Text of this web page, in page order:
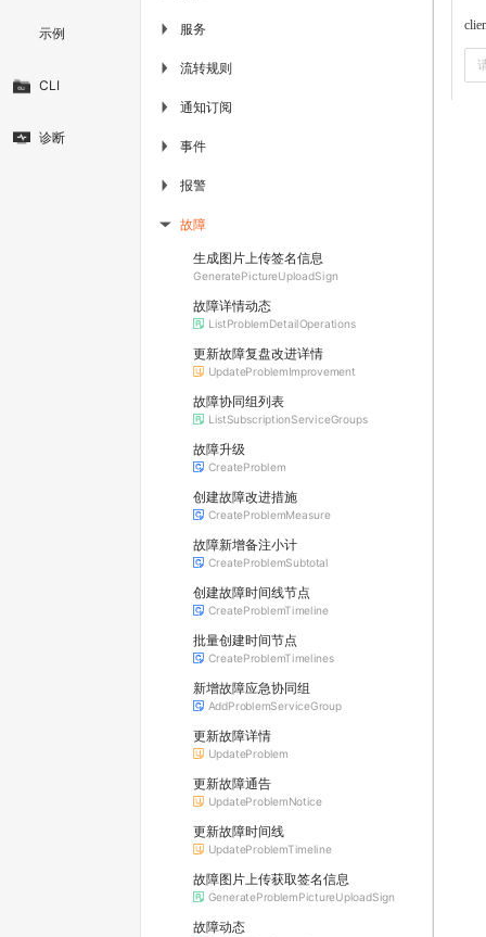
示例
CLI
诊断
▶ 服务
▶ 流转规则
▶ 通知订阅
▶ 事件
▶ 报警
▶ 故障
生成图片上传签名信息
GeneratePictureUploadSign
故障详情动态
ListProblemDetailOperations
更新故障复盘改进详情
UpdateProblemImprovement
故障协同组列表
ListSubscriptionServiceGroups
故障升级
CreateProblem
创建故障改进措施
CreateProblemMeasure
故障新增备注小计
CreateProblemSubtotal
创建故障时间线节点
CreateProblemTimeline
批量创建时间节点
CreateProblemTimelines
新增故障应急协同组
AddProblemServiceGroup
更新故障详情
UpdateProblem
更新故障通告
UpdateProblemNotice
更新故障时间线
UpdateProblemTimeline
故障图片上传获取签名信息
GenerateProblemPictureUploadSign
故障动态